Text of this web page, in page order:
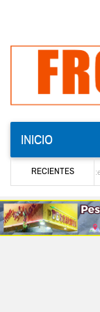
INICIO
RECIENTES
de potencia